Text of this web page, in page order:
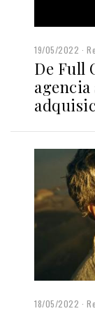
19/05/2022
De Full
18/05/2022